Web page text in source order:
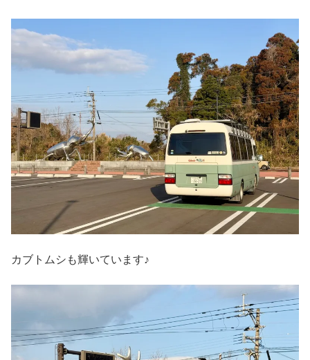
カブトムシも輝いています♪